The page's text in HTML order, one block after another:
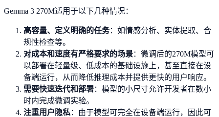
Gemma 3 270M适用于以下几种情况：
高容量、定义明确的任务：如情感分析、实体提取、合
规性检查等。
对成本和速度有严格要求的场景：微调后的270M模型可
以部署在轻量级、低成本的基础设施上，甚至直接在设
备端运行，从而降低推理成本并提供更快的用户响应。
需要快速迭代和部署：模型的小尺寸允许开发者在数小
时内完成微调实验。
注重用户隐私：由于模型可完全在设备端运行，因此可